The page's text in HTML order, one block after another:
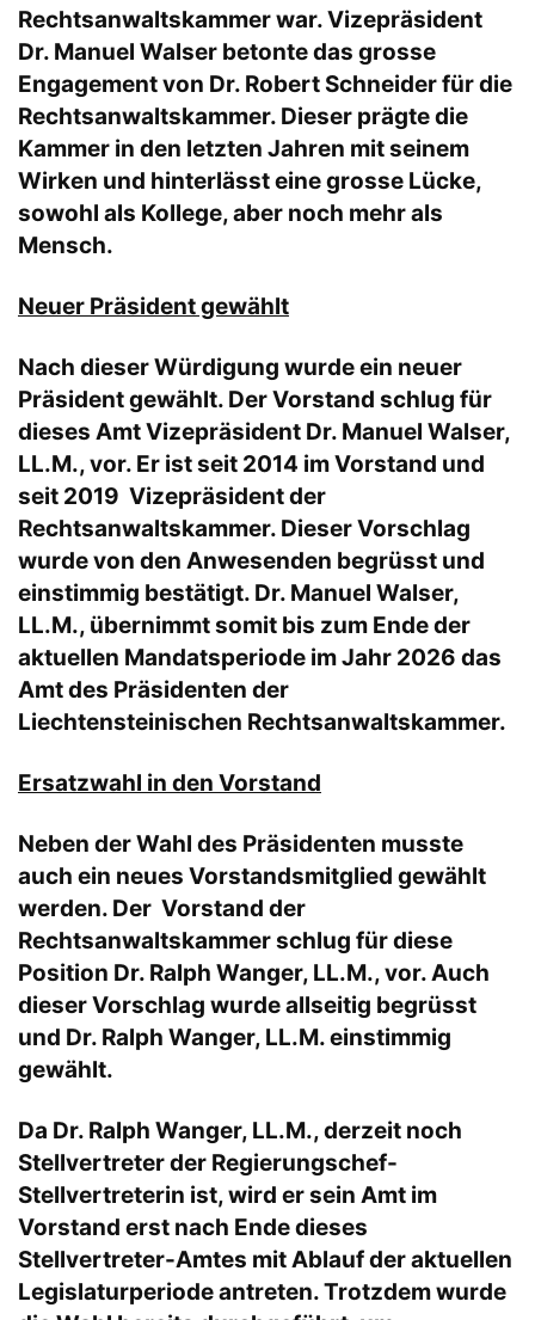
Rechtsanwaltskammer war. Vizepräsident
Dr. Manuel Walser betonte das grosse
Engagement von Dr. Robert Schneider für die
Rechtsanwaltskammer. Dieser prägte die
Kammer in den letzten Jahren mit seinem
Wirken und hinterlässt eine grosse Lücke,
sowohl als Kollege, aber noch mehr als
Mensch.
Neuer Präsident gewählt
Nach dieser Würdigung wurde ein neuer
Präsident gewählt. Der Vorstand schlug für
dieses Amt Vizepräsident Dr. Manuel Walser,
LL.M., vor. Er ist seit 2014 im Vorstand und
seit 2019 Vizepräsident der
Rechtsanwaltskammer. Dieser Vorschlag
wurde von den Anwesenden begrüsst und
einstimmig bestätigt. Dr. Manuel Walser,
LL.M., übernimmt somit bis zum Ende der
aktuellen Mandatsperiode im Jahr 2026 das
Amt des Präsidenten der
Liechtensteinischen Rechtsanwaltskammer.
Ersatzwahl in den Vorstand
Neben der Wahl des Präsidenten musste
auch ein neues Vorstandsmitglied gewählt
werden. Der Vorstand der
Rechtsanwaltskammer schlug für diese
Position Dr. Ralph Wanger, LL.M., vor. Auch
dieser Vorschlag wurde allseitig begrüsst
und Dr. Ralph Wanger, LL.M. einstimmig
gewählt.
Da Dr. Ralph Wanger, LL.M., derzeit noch
Stellvertreter der Regierungschef-
Stellvertreterin ist, wird er sein Amt im
Vorstand erst nach Ende dieses
Stellvertreter-Amtes mit Ablauf der aktuellen
Legislaturperiode antreten. Trotzdem wurde